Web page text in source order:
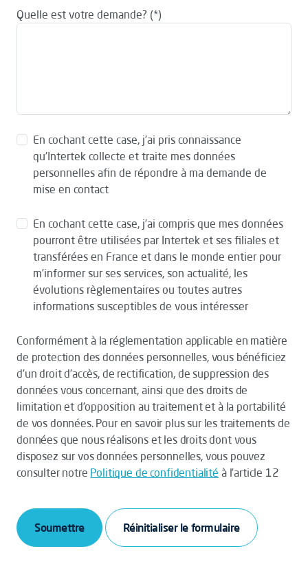
Quelle est votre demande?
En cochant cette case, j’ai pris connaissance
qu’Intertek collecte et traite mes données
personnelles afin de répondre à ma demande de
mise en contact
En cochant cette case, j’ai compris que mes données
pourront être utilisées par Intertek et ses filiales et
transférées en France et dans le monde entier pour
m’informer sur ses services, son actualité, les
évolutions règlementaires ou toutes autres
informations susceptibles de vous intéresser
Conformément à la réglementation applicable en matière
de protection des données personnelles, vous bénéficiez
d’un droit d’accès, de rectification, de suppression des
données vous concernant, ainsi que des droits de
limitation et d’opposition au traitement et à la portabilité
de vos données. Pour en savoir plus sur les traitements de
données que nous réalisons et les droits dont vous
disposez sur vos données personnelles, vous pouvez
consulter notre Politique de confidentialité à l’article 12
Soumettre